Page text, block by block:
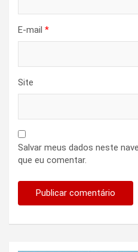
E-mail *
Site
Salvar meus dados neste
que eu comentar.